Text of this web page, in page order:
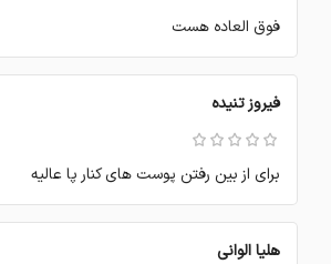
فوق العاده هست
فیروز تنیده
برای از بین رفتن پوست های کنار پا عالیه
هلیا الوانی